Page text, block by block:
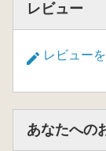
レビュー
レビューを
あなたへの